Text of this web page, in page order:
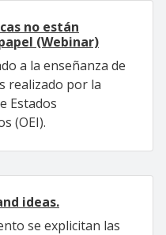
no están
(Webinar)
a la enseñanza de
realizado por la
Estados
(OEI).
ideas.
se explicitan las